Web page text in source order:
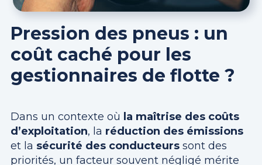
Pression des pneus : un
coût caché pour les
gestionnaires de flotte ?
Dans un contexte où la maîtrise des coûts
d’exploitation, la réduction des émissions
et la sécurité des conducteurs sont des
priorités, un facteur souvent négligé mérite